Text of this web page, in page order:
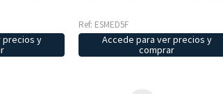
precios y
Ref: ESMED5F
Accede para ver precios y
comprar